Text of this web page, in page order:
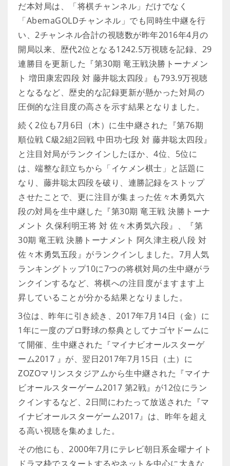
だ本対局は、「将棋チャンネル」だけでなく
「AbemaGOLDチャンネル」でも同時生中継を行
い、2チャンネル合計の視聴数が昨年2016年4月の
開局以来、歴代2位となる1242.5万視聴を記録、29
連勝目を更新した『第30期 竜王戦決勝トーナメン
ト 増田康宏四段 対 藤井聡太四段』も793.9万視聴
となるなど、歴史的な記録更新が懸かった対局の
圧倒的な注目度の高さを示す結果となりました。
続く2位も7月6日（木）に生中継された『第76期
順位戦 C級2組2回戦 中田功七段 対 藤井聡太四段』
と注目対局がランクインしたほか、4位、5位に
は、端整な顔立ちから「イケメン棋士」と話題に
なり、藤井聡太四段を破り、連勝記録をストップ
させたことで、更に注目が集まった佐々木勇気六
段の対局を生中継した『第30期 竜王戦 決勝トーナ
メント 久保利明王将 対 佐々木勇気六段』、『第
30期 竜王戦 決勝トーナメント 阿久津主税八段 対
佐々木勇気五段』がランクインしました。7月人気
ランキングトップ10に7つの将棋対局の生中継がラ
ンクインするなど、将棋への注目度がますます上
昇していることが分かる結果となりました。
3位は、昨年に引き続き、2017年7月14日（金）に
1年に一度のプロ野球の祭典としてナゴヤドームに
て開催、生中継された『マイナビオールスターゲ
ーム2017 』が、翌日2017年7月15日（土）に
ZOZOマリンスタジアムから生中継された『マイナ
ビオールスターゲーム2017 第2戦』が12位にラン
クインするなど、2日間にわたって放送された『マ
イナビオールスターゲーム2017』は、昨年を超え
る高い視聴を集めました。
その他にも、2000年7月にテレビ朝日系金曜ナイト
ドラマ枠でスタートするやネットを中心に大きな